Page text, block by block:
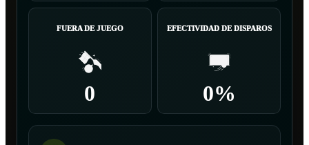
FUERA DE JUEGO
0
EFECTIVIDAD DE DISPAROS
0%